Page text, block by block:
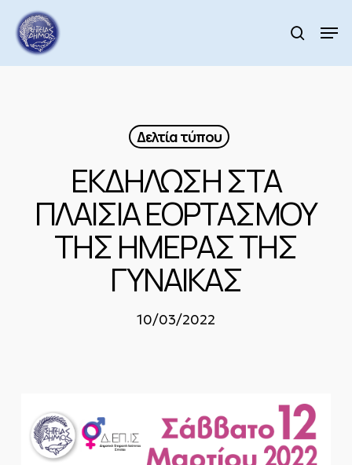
main
content
search
Δελτία τύπου
ΕΚΔΗΛΩΣΗ ΣΤΑ
ΠΛΑΙΣΙΑ ΕΟΡΤΑΣΜΟΥ
ΤΗΣ ΗΜΕΡΑΣ ΤΗΣ
ΓΥΝΑΙΚΑΣ
10/03/2022
Menu